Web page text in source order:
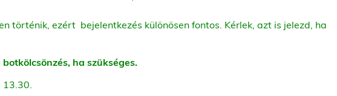
történik, ezért bejelentkezés különösen fontos. Kérlek, azt is jelezd, ha
ha szükséges.